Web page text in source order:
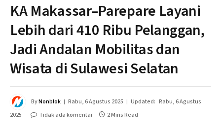
KA Makassar–Parepare Layani
Lebih dari 410 Ribu Pelanggan,
Jadi Andalan Mobilitas dan
Wisata di Sulawesi Selatan
ByNonblok Rabu, 6 Agustus 2025 Updated: Rabu, 6 Agustus
2025
Tidak ada komentar 2 Mins Read